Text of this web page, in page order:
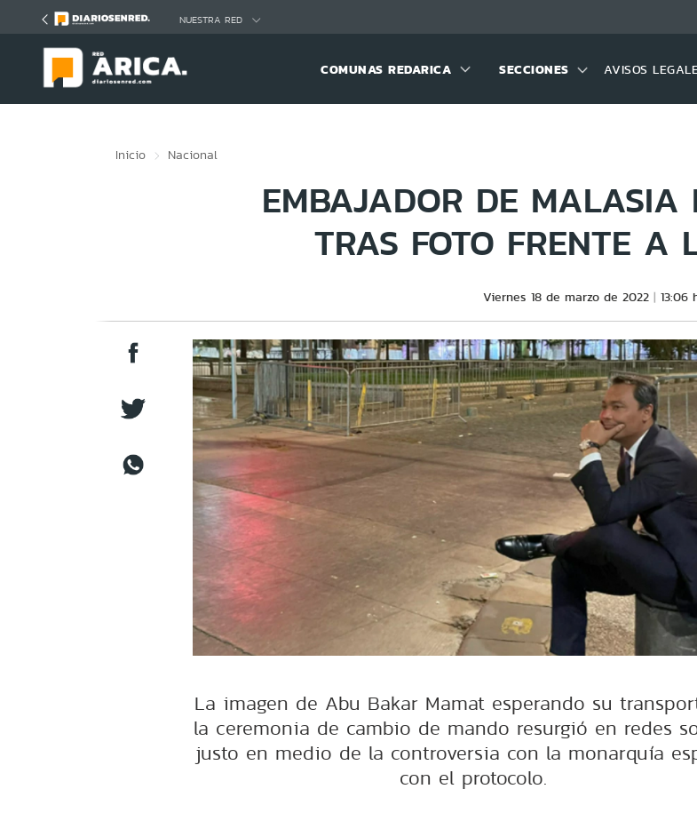
NUESTRA RED
COMUNAS REDARICA SECCIONES AVISOS
Inicio Nacional
EMBAJADOR DE MALASIA
TRAS FOTO FRENTE A
Viernes 18 de marzo de 2022 13:06
La imagen de Abu Bakar Mamat esperando su
la ceremonia de cambio de mando resurgió en redes
justo en medio de la controversia con la monarquía
con el protocolo.